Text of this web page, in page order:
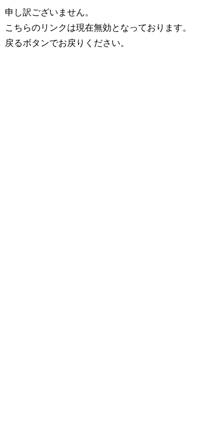
申し訳ございません。
こちらのリンクは現在無効となっております。
戻るボタンでお戻りください。